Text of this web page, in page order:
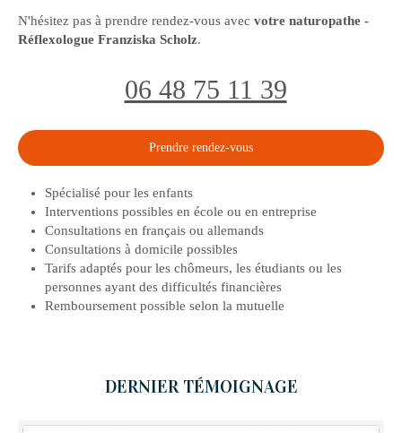
N'hésitez pas à prendre rendez-vous avec votre naturopathe -
Réflexologue Franziska Scholz.
06 48 75 11 39
Prendre rendez-vous
Spécialisé pour les enfants
Interventions possibles en école ou en entreprise
Consultations en français ou allemands
Consultations à domicile possibles
Tarifs adaptés pour les chômeurs, les étudiants ou les
personnes ayant des difficultés financières
Remboursement possible selon la mutuelle
DERNIER TÉMOIGNAGE